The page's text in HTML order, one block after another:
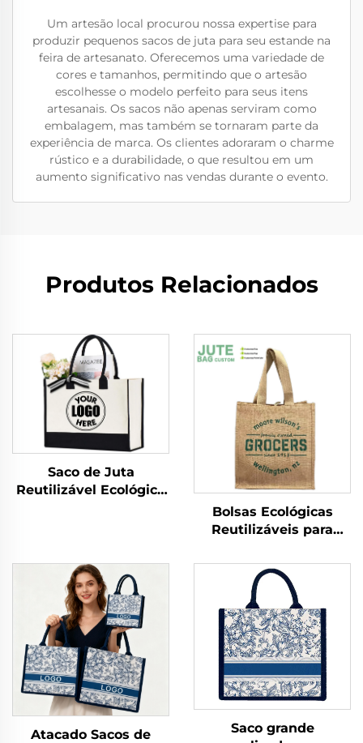
Um artesão local procurou nossa expertise para
produzir pequenos sacos de juta para seu estande na
feira de artesanato. Oferecemos uma variedade de
cores e tamanhos, permitindo que o artesão
escolhesse o modelo perfeito para seus itens
artesanais. Os sacos não apenas serviram como
embalagem, mas também se tornaram parte da
experiência de marca. Os clientes adoraram o charme
rústico e a durabilidade, o que resultou em um
aumento significativo nas vendas durante o evento.
Produtos Relacionados
Saco de Juta
Reutilizável Ecológico
e Compras
Bolsas Ecológicas
Reutilizáveis para
para Mulheres,
Personalizadas em
Saco de Sisal ou Juta
com Logotipo, para
Embalagem e Uso ao
Ar Livre
Atacado Sacos de
Saco grande